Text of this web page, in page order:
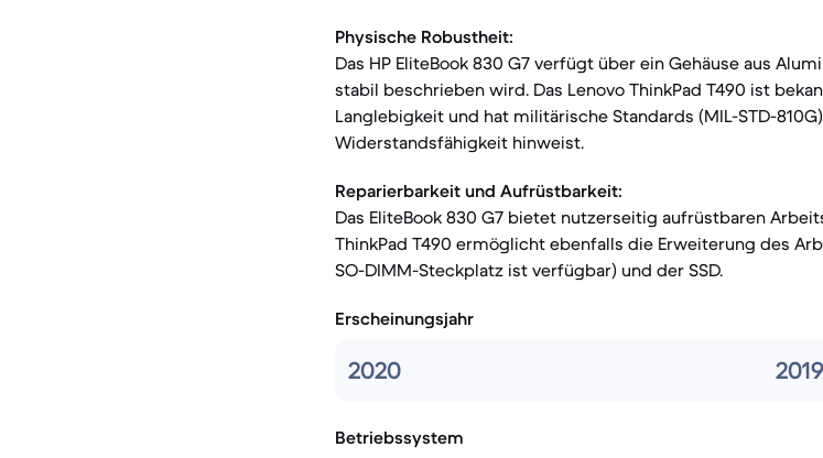
Physische Robustheit:
Das HP EliteBook 830 G7 verfügt über ein Gehäuse aus
stabil beschrieben wird. Das Lenovo ThinkPad T490 ist
Langlebigkeit und hat militärische Standards (MIL-STD-
Widerstandsfähigkeit hinweist.
Reparierbarkeit und Aufrüstbarkeit:
Das EliteBook 830 G7 bietet nutzerseitig aufrüstbaren
ThinkPad T490 ermöglicht ebenfalls die Erweiterung des
SO-DIMM-Steckplatz ist verfügbar) und der SSD.
Erscheinungsjahr
2020 2019
Betriebssystem